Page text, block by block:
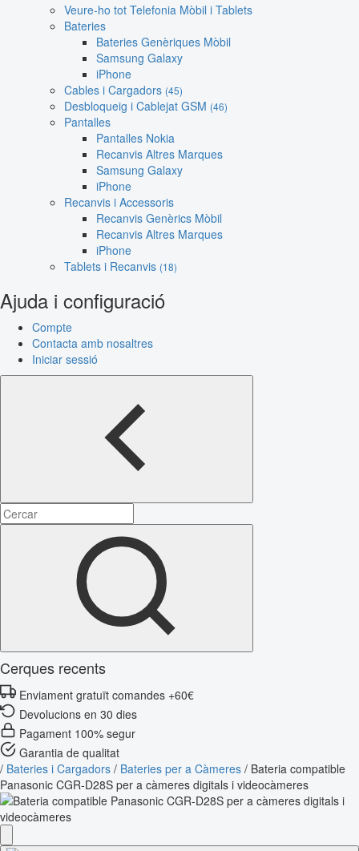
Veure-ho tot Telefonia Mòbil i Tablets
Bateries
Bateries Genèriques Mòbil
Samsung Galaxy
iPhone
Cables i Cargadors (45)
Desbloqueig i Cablejat GSM (46)
Pantalles
Pantalles Nokia
Recanvis Altres Marques
Samsung Galaxy
iPhone
Recanvis i Accessoris
Recanvis Genèrics Mòbil
Recanvis Altres Marques
iPhone
Tablets i Recanvis (18)
Ajuda i configuració
Compte
Contacta amb nosaltres
Iniciar sessió
Cerques recents
Enviament gratuït comandes +60€
Devolucions en 30 dies
Pagament 100% segur
Garantia de qualitat
/ Bateries i Cargadors / Bateries per a Càmeres / Bateria compatible
Panasonic CGR-D28S per a càmeres digitals i videocàmeres